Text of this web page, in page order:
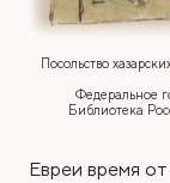
Посольство
Федеральное
Библиотека
Евреи время